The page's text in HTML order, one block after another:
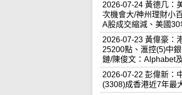
2026-07-24 黃德几：
次機會大/神州理財小
A股成交縮減、美國
2026-07-23 黃偉豪：
25200點、滙控(5)中
鏈/陳俊文：Alphabet
2026-07-22 彭偉新：
(3308)成香港近7年最